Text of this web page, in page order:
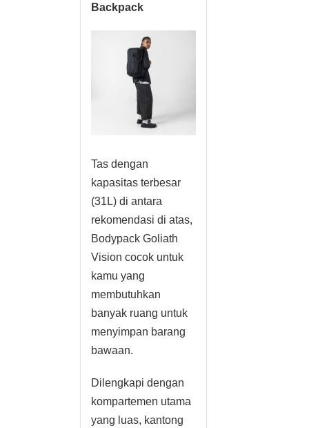
Backpack
Tas dengan
kapasitas terbesar
(31L) di antara
rekomendasi di atas,
Bodypack Goliath
Vision cocok untuk
kamu yang
membutuhkan
banyak ruang untuk
menyimpan barang
bawaan.
Dilengkapi dengan
kompartemen utama
yang luas, kantong